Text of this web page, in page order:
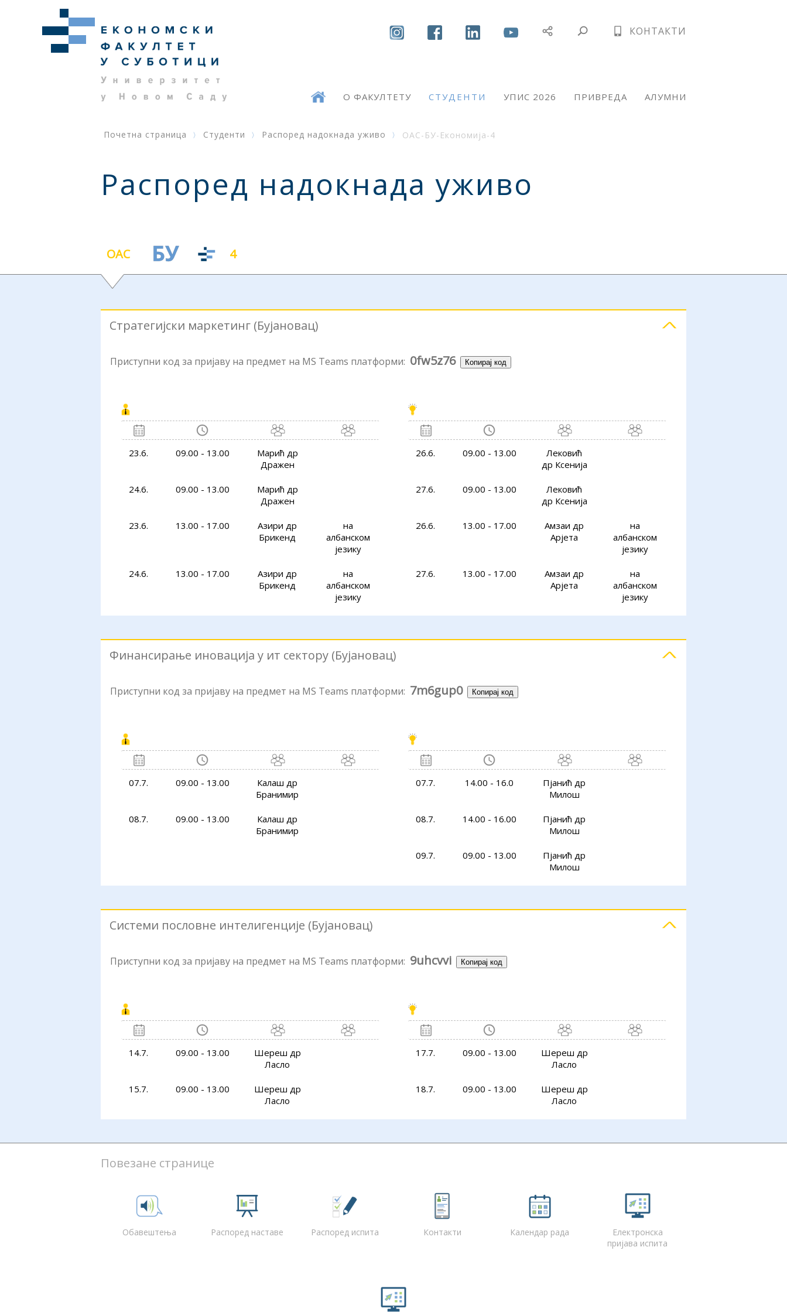
КОНТАКТИ
О ФАКУЛТЕТУ СТУДЕНТИ УПИС 2026 ПРИВРЕДА АЛУМНИ
Почетна страница Студенти Распоред надокнада уживо ОАС-БУ-Економија-4
Распоред надокнада уживо
ОАС 4
Стратегијски маркетинг (Бујановац)
Приступни код за пријаву на предмет на MS Teams платформи: 0fw5z76 Копирај код
23.6. 09.00 - 13.00
Марић др
Дражен
24.6. 09.00 - 13.00
Марић др
Дражен
23.6. 13.00 - 17.00
Азири др
Брикенд
на
албанском
језику
24.6. 13.00 - 17.00
Азири др
Брикенд
на
албанском
језику
26.6. 09.00 - 13.00
Лековић
др Ксенија
27.6. 09.00 - 13.00
Лековић
др Ксенија
26.6. 13.00 - 17.00
Амзаи др
Арјета
на
албанском
језику
27.6. 13.00 - 17.00
Амзаи др
Арјета
на
албанском
језику
Финансирање иновација у ит сектору (Бујановац)
Приступни код за пријаву на предмет на MS Teams платформи: 7m6gup0 Копирај код
07.7. 09.00 - 13.00
Калаш др
Бранимир
08.7. 09.00 - 13.00
Калаш др
Бранимир
07.7. 14.00 - 16.0
Пјанић др
Милош
08.7. 14.00 - 16.00
Пјанић др
Милош
09.7. 09.00 - 13.00
Пјанић др
Милош
Системи пословне интелигенције (Бујановац)
Приступни код за пријаву на предмет на MS Teams платформи: 9uhcvvi Копирај код
14.7. 09.00 - 13.00
Шереш др
Ласло
15.7. 09.00 - 13.00
Шереш др
Ласло
17.7. 09.00 - 13.00
Шереш др
Ласло
18.7. 09.00 - 13.00
Шереш др
Ласло
Повезане странице
Обавештења Распоред наставе Распоред испита Контакти Календар рада
Електронска
пријава испита